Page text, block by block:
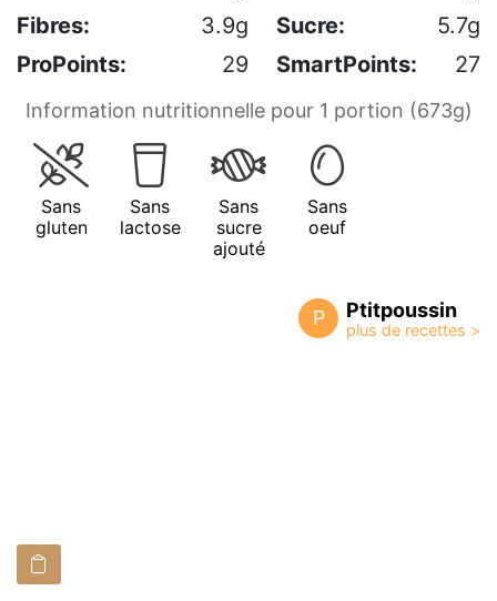
Fibres:
3.9g Sucre:
5.7g
ProPoints:
29 SmartPoints: 27
Information nutritionnelle pour 1 portion (673g)
Sans
gluten
Sans
lactose
Sans
sucre
ajouté
Sans
oeuf
P Ptitpoussin